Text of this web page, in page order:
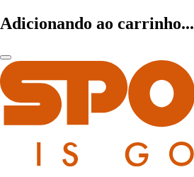
Adicionando ao carrinho...